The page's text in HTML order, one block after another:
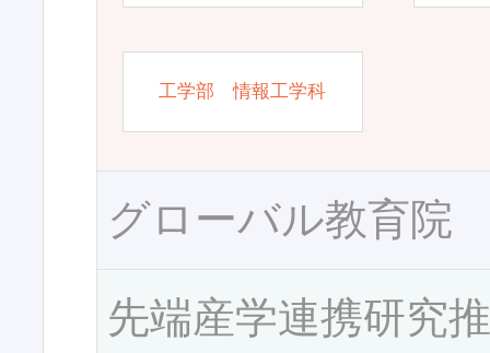
工学部 情報工学科
グローバル教育院
先端産学連携研究